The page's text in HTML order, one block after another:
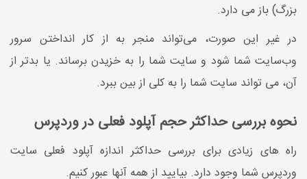
بزرگ) باز می دارد.
در غیر این صورت، می‌تواند منجر به از کار انداختن سرور
وب‌سایت شما شود و سایت شما را به خزیدن برساند. یا بدتر از
آن، می تواند سایت شما را به کلی از بین ببرد.
نحوه بررسی حداکثر حجم آپلود فعلی در وردپرس
راه های زیادی برای بررسی حداکثر اندازه آپلود فعلی سایت
وردپرس شما وجود دارد. بیایید از همه آنها عبور کنیم.